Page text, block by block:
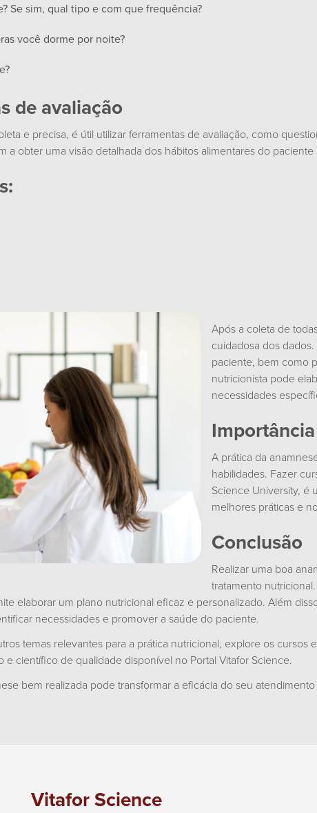
Se sim, qual tipo e com que frequência?
você dorme por noite?
de avaliação
e precisa, é útil utilizar ferramentas de avaliação, como
a obter uma visão detalhada dos hábitos alimentares do
Após a coleta de
cuidadosa dos
paciente, bem como
nutricionista pode
necessidades
A prática da
habilidades. Fazer
Science University, é
melhores práticas e
Conclusão
Realizar uma boa
tratamento
elaborar um plano nutricional eficaz e personalizado. Além
necessidades e promover a saúde do paciente.
temas relevantes para a prática nutricional, explore os
científico de qualidade disponível no Portal Vitafor Science.
bem realizada pode transformar a eficácia do seu
Vitafor Science